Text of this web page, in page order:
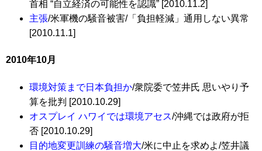
首相 “自立経済の可能性を認識” [2010.11.2]
主張/米軍機の騒音被害/「負担軽減」通用しない異常
[2010.11.1]
2010年10月
環境対策まで日本負担か/衆院委で笠井氏 思いやり予
算を批判 [2010.10.29]
オスプレイ ハワイでは環境アセス/沖縄では政府が拒
否 [2010.10.29]
目的地変更訓練の騒音増大/米に中止を求めよ/笠井議